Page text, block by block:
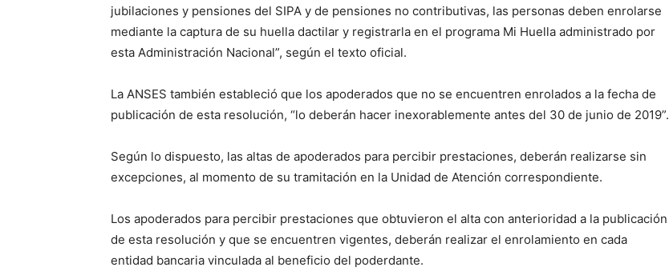
jubilaciones y pensiones del SIPA y de pensiones no contributivas, las personas deben enrolarse
mediante la captura de su huella dactilar y registrarla en el programa Mi Huella administrado por
esta Administración Nacional”, según el texto oficial.
La ANSES también estableció que los apoderados que no se encuentren enrolados a la fecha de
publicación de esta resolución, “lo deberán hacer inexorablemente antes del 30 de junio de 2019”.
Según lo dispuesto, las altas de apoderados para percibir prestaciones, deberán realizarse sin
excepciones, al momento de su tramitación en la Unidad de Atención correspondiente.
Los apoderados para percibir prestaciones que obtuvieron el alta con anterioridad a la publicación
de esta resolución y que se encuentren vigentes, deberán realizar el enrolamiento en cada
entidad bancaria vinculada al beneficio del poderdante.